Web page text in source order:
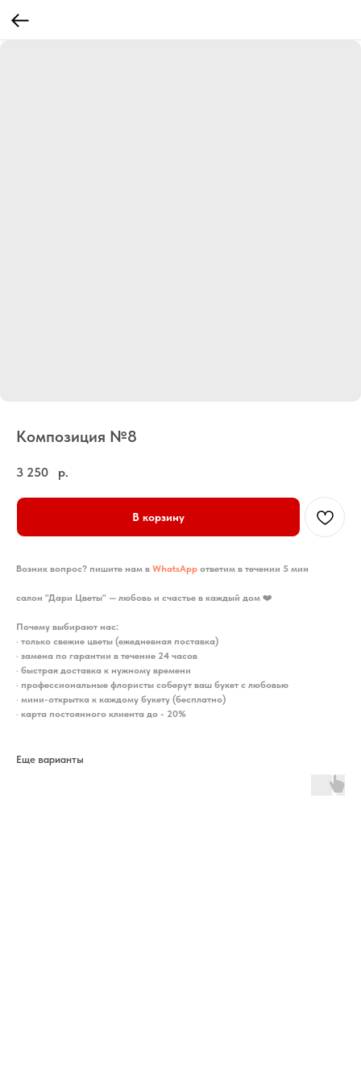
Композиция №8
3 250 р.
В корзину
Возник вопрос? пишите нам в WhatsApp ответим в течении 5 мин
салон "Дари Цветы" — любовь и счастье в каждый дом ❤️
Почему выбирают нас:
• только свежие цветы (ежедневная поставка)
• замена по гарантии в течение 24 часов
• быстрая доставка к нужному времени
• профессиональные флористы соберут ваш букет с любовью
• мини-открытка к каждому букету (бесплатно)
• карта постоянного клиента до - 20%
Еще варианты